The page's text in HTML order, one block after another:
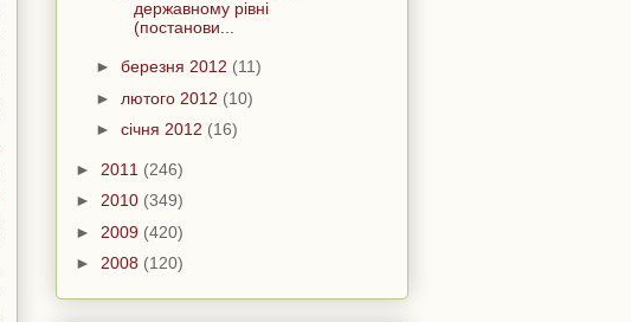
державному рівні
(постанови...
► березня 2012 (11)
► лютого 2012 (10)
► січня 2012 (16)
► 2011 (246)
► 2010 (349)
► 2009 (420)
► 2008 (120)